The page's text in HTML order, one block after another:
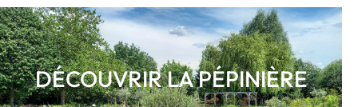
DÉCOUVRIR LA PÉPINIÈRE